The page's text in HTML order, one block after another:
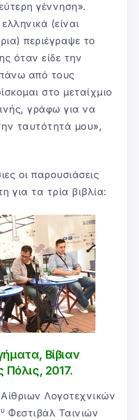
γέννηση».
(είναι
περιέγραψε το
όταν είδε την
από τους
στο μεταίχμιο
γράφω για να
ταυτότητά μου»,
οι παρουσιάσεις
για τα τρία βιβλία:
Βίβιαν
Πόλις, 2017.
Λογοτεχνικών
Φεστιβάλ Ταινιών